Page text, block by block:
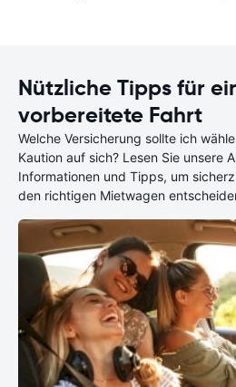
Nützliche Tipps für
vorbereitete Fahrt
Welche Versicherung sollte ich
Kaution auf sich? Lesen Sie unsere
Informationen und Tipps, um
den richtigen Mietwagen